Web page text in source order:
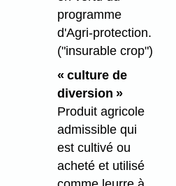
programme
d'Agri-protection.
("insurable crop")
« culture de
diversion »
Produit agricole
admissible qui
est cultivé ou
acheté et utilisé